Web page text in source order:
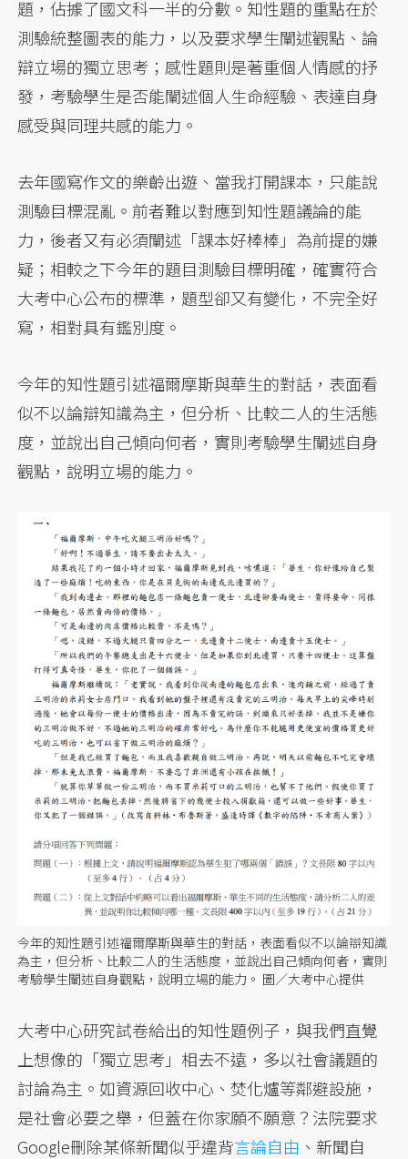
題，佔據了國文科一半的分數。知性題的重點在於
測驗統整圖表的能力，以及要求學生闡述觀點、論
辯立場的獨立思考；感性題則是著重個人情感的抒
發，考驗學生是否能闡述個人生命經驗、表達自身
感受與同理共感的能力。
去年國寫作文的樂齡出遊、當我打開課本，只能說
測驗目標混亂。前者難以對應到知性題議論的能
力，後者又有必須闡述「課本好棒棒」為前提的嫌
疑；相較之下今年的題目測驗目標明確，確實符合
大考中心公布的標準，題型卻又有變化，不完全好
寫，相對具有鑑別度。
今年的知性題引述福爾摩斯與華生的對話，表面看
似不以論辯知識為主，但分析、比較二人的生活態
度，並說出自己傾向何者，實則考驗學生闡述自身
觀點，說明立場的能力。
今年的知性題引述福爾摩斯與華生的對話，表面看似不以論辯知識
為主，但分析、比較二人的生活態度，並說出自己傾向何者，實則
考驗學生闡述自身觀點，說明立場的能力。 圖／大考中心提供
大考中心研究試卷給出的知性題例子，與我們直覺
上想像的「獨立思考」相去不遠，多以社會議題的
討論為主。如資源回收中心、焚化爐等鄰避設施，
是社會必要之舉，但蓋在你家願不願意？法院要求
Google刪除某條新聞似乎違背言論自由 、新聞自